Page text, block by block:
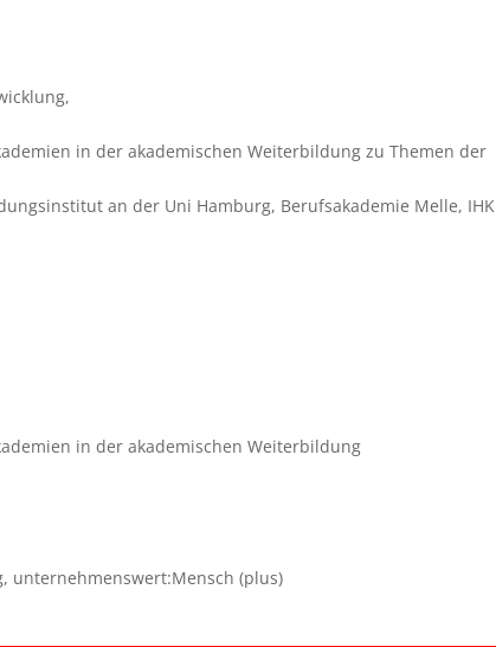
in der akademischen Weiterbildung zu Themen der
an der Uni Hamburg, Berufsakademie Melle, IHK
in der akademischen Weiterbildung
unternehmenswert:Mensch (plus)